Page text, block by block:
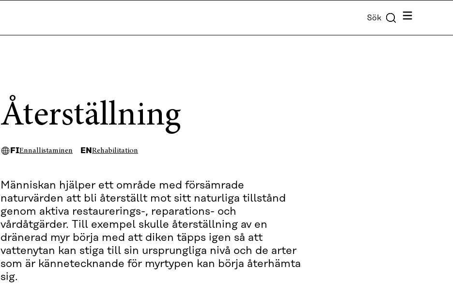
Sök Meny
Återställning
FIEnnallistaminen EN Rehabilitation
Människan hjälper ett område med försämrade
naturvärden att bli återställt mot sitt naturliga tillstånd
genom aktiva restaurerings-, reparations- och
vårdåtgärder. Till exempel skulle återställning av en
dränerad myr börja med att diken täpps igen så att
vattenytan kan stiga till sin ursprungliga nivå och de arter
som är kännetecknande för myrtypen kan börja återhämta
sig.